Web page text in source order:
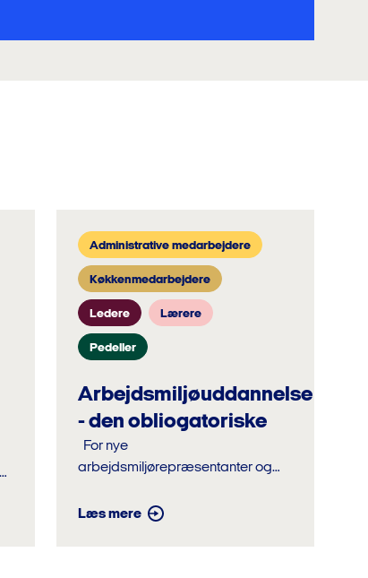
Administrative medarbejdere
Køkkenmedarbejdere
Ledere Lærere
Pedeller
Arbejdsmiljøuddannelse
- den obliogatoriske
arbejdsmiljørepræsentanter og
obligatoriske
Læs mere